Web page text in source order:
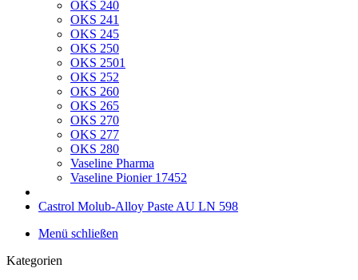
OKS 240
OKS 241
OKS 245
OKS 250
OKS 2501
OKS 252
OKS 260
OKS 265
OKS 270
OKS 277
OKS 280
Vaseline Pharma
Vaseline Pionier 17452
Castrol Molub-Alloy Paste AU LN 598
Menü schließen
Kategorien